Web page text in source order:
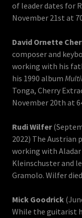
of leader dates for
November 21st at
David Ornette
composer and
working with his
his 1990 album
Tonga, Cherry
November 20th at
Rudi Wilfer
2022) The Austrian
working with
Kleinschuster and
Gramolo. Wilfer
Mick Goodrick
While the guitarist